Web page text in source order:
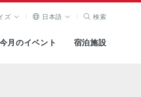
ズ 日本語 検索
今月のイベント 宿泊施設